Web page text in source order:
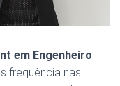
em Engenheiro
frequência nas